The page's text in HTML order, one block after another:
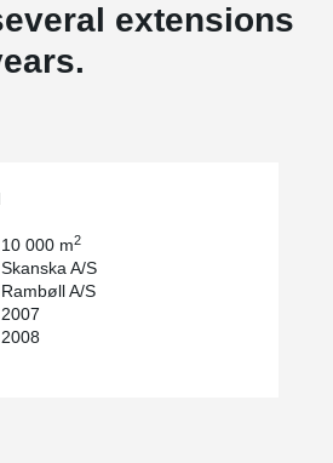
extensions
10 000 m2
Skanska A/S
Rambøll A/S
2007
2008